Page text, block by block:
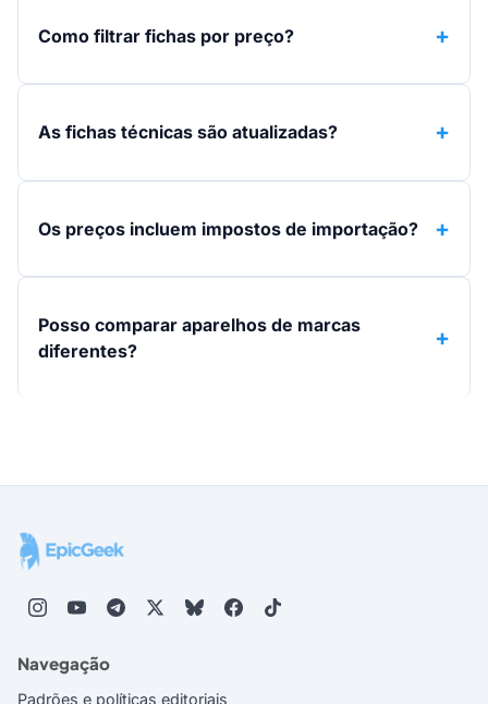
Como filtrar fichas por preço?
As fichas técnicas são atualizadas?
Os preços incluem impostos de importação?
Posso comparar aparelhos de marcas
diferentes?
Navegação
Padrões e políticas editoriais